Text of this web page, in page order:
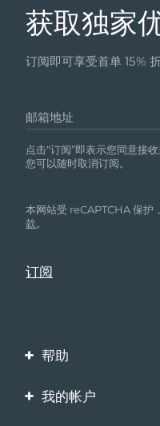
获取独家
订阅即可享受首单 15%
邮箱地址
点击“订阅”即表示您同意接
您可以随时取消订阅。
本网站受 reCAPTCHA 保
款。
帮助
联系我们
我的帐户